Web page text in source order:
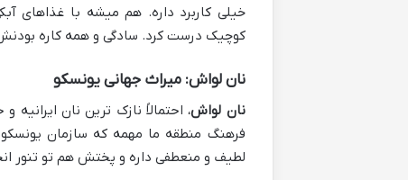
خیلی کاربرد داره. هم میشه با
کوچیک درست کرد. سادگی و همه کاره بودنش،
نان لواش: میراث جهانی یونسکو
نان لواش، احتمالاً نازک ترین نان
فرهنگ منطقه ما مهمه که سازمان
لطیف و منعطفی داره و پختش هم تو تنور